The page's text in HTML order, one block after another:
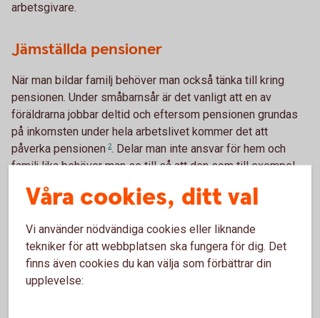
arbetsgivare.
Jämställda pensioner
När man bildar familj behöver man också tänka till kring
pensionen. Under småbarnsår är det vanligt att en av
föräldrarna jobbar deltid och eftersom pensionen grundas
på inkomsten under hela arbetslivet kommer det att
påverka pensionen 2. Delar man inte ansvar för hem och
familj lika behöver man se till så att den som till exempel
fortsätter jobba heltid kompenserar den som eventuellt
jobbar deltid ekonomiskt. Inte bara för den löpande lönen
som sker till följd av det. Man kan till exempel föra över
pensionsrätter eller spara till pension i den andras namn.
På så sätt ökar man förutsättningarna för en hållbar
ekonomi genom hela livet för båda två.
Våra cookies, ditt val
Vi använder nödvändiga cookies eller liknande
tekniker för att webbplatsen ska fungera för dig. Det
finns även cookies du kan välja som förbättrar din
upplevelse: